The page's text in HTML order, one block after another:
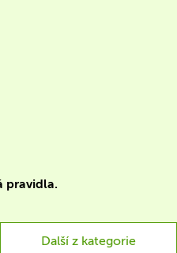
pravidla.
Další z kategorie